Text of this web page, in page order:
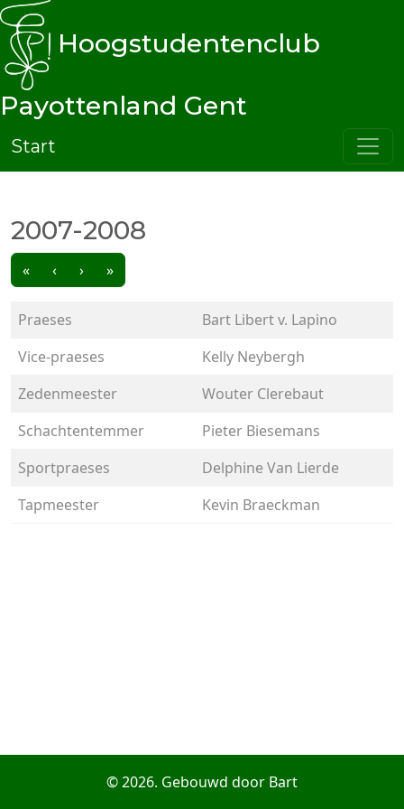
Hoogstudentenclub
Payottenland Gent
Start
2007-2008
« ‹ › »
Praeses
Bart Libert v. Lapino
Vice-praeses
Kelly Neybergh
Zedenmeester
Wouter Clerebaut
Schachtentemmer
Pieter Biesemans
Sportpraeses
Delphine Van Lierde
Tapmeester
Kevin Braeckman
© 2026. Gebouwd door Bart